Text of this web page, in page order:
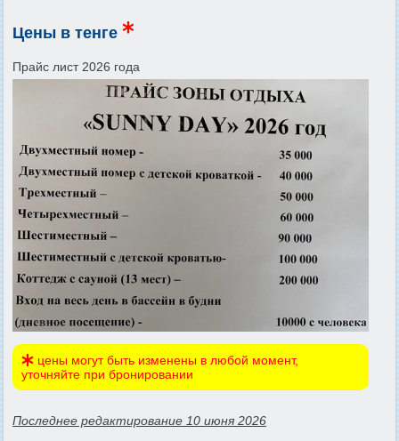
Цены в тенге
Прайс лист 2026 года
цены могут быть изменены в любой момент,
уточняйте при бронировании
Последнее редактирование 10 июня 2026